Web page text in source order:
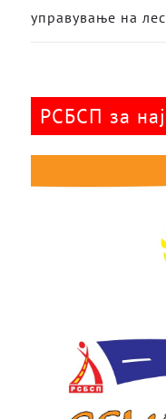
управување на
РСБСП за